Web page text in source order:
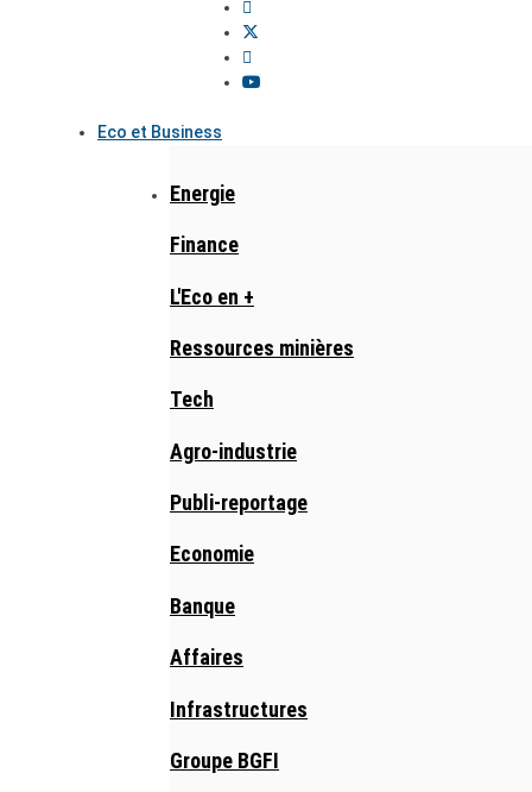
Eco et Business
Energie
Finance
L'Eco en +
Ressources minières
Tech
Agro-industrie
Publi-reportage
Economie
Banque
Affaires
Infrastructures
Groupe BGFI